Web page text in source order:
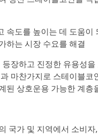
속도를 높이는 데 도움이
하는 시장 수요를 해결
장하고 진정한 유용성
마찬가지로 스테이블코
된 상호운용 가능한 계층
국가 및 지역에서 소비